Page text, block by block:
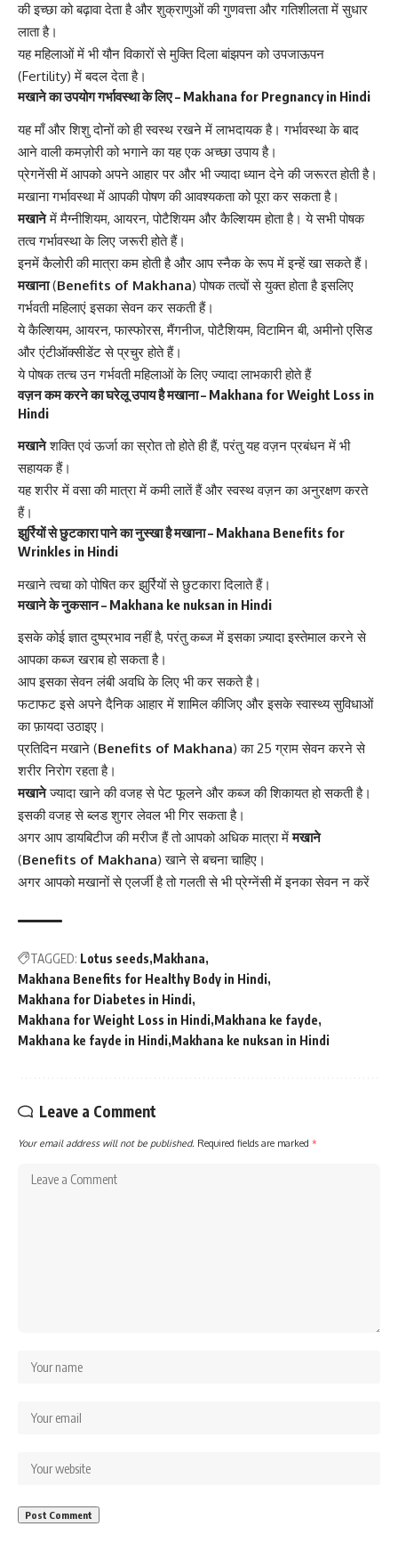
की इच्छा को बढ़ावा देता है और शुक्राणुओं की गुणवत्ता और गतिशीलता में सुधार
लाता है।
यह महिलाओं में भी यौन विकारों से मुक्ति दिला बांझपन कोउपजाऊपन
(Fertility) में बदल देता है।
मखाने का उपयोगगर्भावस्था के लिए– Makhana for Pregnancy in Hindi
यह माँ और शिशु दोनों को ही स्वस्थ रखने में लाभदायक है।गर्भावस्था के बाद
आने वाली कमज़ोरीको भगाने का यह एक अच्छा उपाय है।
प्रेगनेंसी में आपको अपने आहार पर और भी ज्‍यादा ध्‍यान देने की जरूरत होती है।
मखाना गर्भावस्‍था में आपकी पोषण की आवश्‍यकता को पूरा कर सकता है।
मखानेमें मैग्‍नीशियम, आयरन, पोटैशियम और कैल्शियम होता है। ये सभी पोषक
तत्‍व गर्भावस्‍था के लिए जरूरी होते हैं।
इनमें कैलोरी की मात्रा कम होती है और आप स्‍नैक के रूप में इन्‍हें खा सकते हैं।
मखाना(Benefits of Makhana) पोषक तत्‍वों से युक्‍त होता है इसलिए
गर्भवती महिलाएं इसका सेवन कर सकती हैं।
ये कैल्शियम, आयरन, फास्‍फोरस, मैंगनीज, पोटैशियम, विटामिन बी, अमीनो एसिड
और एंटीऑक्‍सीडेंट से प्रचुर होते हैं।
ये पोषक तत्‍च उन गर्भवती महिलाओं के लिए ज्‍यादा लाभकारी होते हैं
वज़न कम करने का घरेलू उपाय है मखाना – Makhana for Weight Loss in
Hindi
मखानेशक्ति एवं ऊर्जा का स्रोत तो होते ही हैं, परंतु यह वज़न प्रबंधन में भी
सहायक हैं।
यह शरीर में वसा की मात्रा में कमी लातें हैं और स्वस्थ वज़न का अनुरक्षण करते
हैं।
झुर्रियों से छुटकारा पाने का नुस्खा है मखाना – Makhana Benefits for
Wrinkles in Hindi
मखानेत्वचा को पोषित कर झुर्रियों से छुटकारा दिलाते हैं।
मखाने के नुकसान – Makhana ke nuksan in Hindi
इसके कोई ज्ञात दुष्प्रभाव नहीं है, परंतु कब्ज में इसका ज़्यादा इस्तेमाल करने से
आपका कब्ज खराब हो सकता है।
आप इसका सेवन लंबी अवधि के लिए भी कर सकते है।
फटाफट इसे अपने दैनिक आहार में शामिल कीजिए और इसके स्वास्थ्य सुविधाओं
का फ़ायदा उठाइए।
प्रतिदिन मखाने (Benefits of Makhana) का 25 ग्राम सेवन करने से
शरीर निरोग रहता है।
मखानेज्‍यादा खाने की वजह से पेट फूलने और कब्‍ज की शिकायत हो सकती है।
इसकी वजह से ब्‍लड शुगर लेवल भी गिर सकता है।
अगर आप डायबिटीज की मरीज हैं तो आपको अधिक मात्रा मेंमखाने
(Benefits of Makhana) खाने से बचना चाहिए।
अगर आपको मखानों से एलर्जी है तो गलती से भी प्रेग्‍नेंसी में इनका सेवन न करें
TAGGED: Lotus seeds Makhana
Makhana Benefits for Healthy Body in Hindi
Makhana for Diabetes in Hindi
Makhana for Weight Loss in Hindi Makhana ke fayde
Makhana ke fayde in Hindi Makhana ke nuksan in Hindi
Leave a Comment
Your email address will not be published. Required fields are marked *